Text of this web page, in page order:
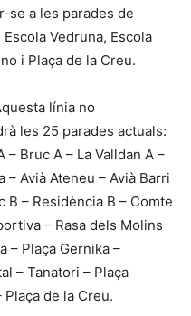
se a les parades de
Vedruna, Escola
i Plaça de la Creu.
línia no
les 25 parades actuals:
– Bruc A – La Valldan A –
– Avià Ateneu – Avià Barri
B – Residència B – Comte
– Rasa dels Molins
– Plaça Gernika –
– Tanatori – Plaça
de la Creu.